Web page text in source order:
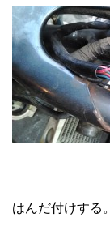
はんだ付けする。